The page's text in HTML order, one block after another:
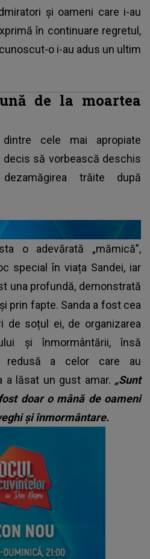
și oameni care i-au
în continuare regretul,
o i-au adus un ultim
de la moartea
cele mai apropiate
decis să vorbească deschis
trăite după
o adevărată „mămică”,
special în viața Sandei, iar
una profundă, demonstrată
prin fapte. Sanda a fost cea
de soțul ei, de organizarea
și înmormântării, însă
redusă a celor care au
a lăsat un gust amar. „Sunt
doar o mână de oameni
și înmormântare.